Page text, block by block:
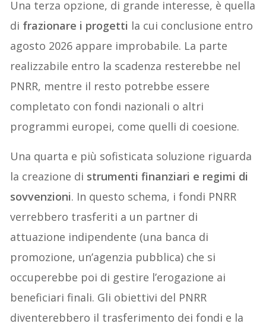
Una terza opzione, di grande interesse, è quella
di frazionare i progetti la cui conclusione entro
agosto 2026 appare improbabile. La parte
realizzabile entro la scadenza resterebbe nel
PNRR, mentre il resto potrebbe essere
completato con fondi nazionali o altri
programmi europei, come quelli di coesione.
Una quarta e più sofisticata soluzione riguarda
la creazione di strumenti finanziari e regimi di
sovvenzioni. In questo schema, i fondi PNRR
verrebbero trasferiti a un partner di
attuazione indipendente (una banca di
promozione, un’agenzia pubblica) che si
occuperebbe poi di gestire l’erogazione ai
beneficiari finali. Gli obiettivi del PNRR
diventerebbero il trasferimento dei fondi e la